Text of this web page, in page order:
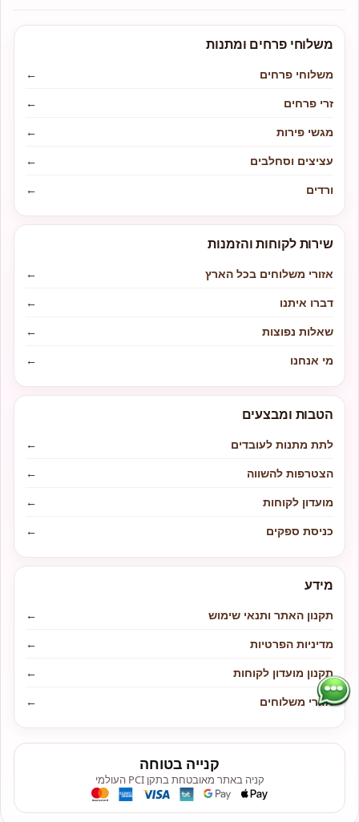
משלוחי פרחים ומתנות
משלוחי פרחים
←
זרי פרחים
←
מגשי פירות
←
עציצים וסחלבים
←
ורדים
←
שירות לקוחות והזמנות
אזורי משלוחים בכל הארץ
←
דברו איתנו
←
שאלות נפוצות
←
מי אנחנו
←
הטבות ומבצעים
לתת מתנות לעובדים
←
הצטרפות להשווה
←
מועדון לקוחות
←
כניסת ספקים
←
מידע
תקנון האתר ותנאי שימוש
←
מדיניות הפרטיות
←
תקנון מועדון לקוחות
←
אזורי משלוחים
←
קנייה בטוחה
קניה באתר מאובטחת בתקן PCI העולמי